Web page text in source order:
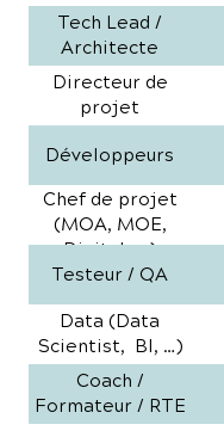
Tech Lead /
Architecte
Directeur de
projet
Développeurs
Chef de projet
(MOA, MOE,
Digital, ...)
Testeur / QA
Data (Data
Scientist, BI, …)
Coach /
Formateur / RTE